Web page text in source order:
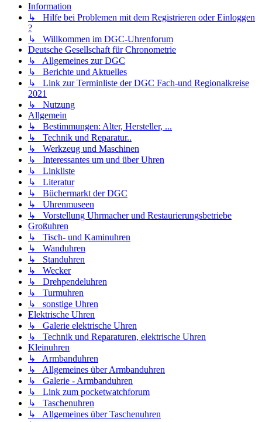
Information
↳ Hilfe bei Problemen mit dem Registrieren oder Einloggen
?
↳ Willkommen im DGC-Uhrenforum
Deutsche Gesellschaft für Chronometrie
↳ Allgemeines zur DGC
↳ Berichte und Aktuelles
↳ Link zur Terminliste der DGC Fach-und Regionalkreise
2021
↳ Nutzung
Allgemein
↳ Bestimmungen: Alter, Hersteller, ...
↳ Technik und Reparatur..
↳ Werkzeug und Maschinen
↳ Interessantes um und über Uhren
↳ Linkliste
↳ Literatur
↳ Büchermarkt der DGC
↳ Uhrenmuseen
↳ Vorstellung Uhrmacher und Restaurierungsbetriebe
Großuhren
↳ Tisch- und Kaminuhren
↳ Wanduhren
↳ Standuhren
↳ Wecker
↳ Drehpendeluhren
↳ Turmuhren
↳ sonstige Uhren
Elektrische Uhren
↳ Galerie elektrische Uhren
↳ Technik und Reparaturen, elektrische Uhren
Kleinuhren
↳ Armbanduhren
↳ Allgemeines über Armbanduhren
↳ Galerie - Armbanduhren
↳ Link zum pocketwatchforum
↳ Taschenuhren
↳ Allgemeines über Taschenuhren